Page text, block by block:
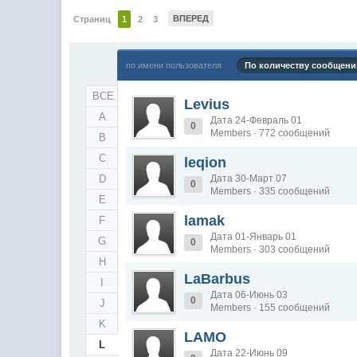
Страниц 1 2 3 ВПЕРЕД
ВСЕ
A
B
C
D
E
F
G
H
J
K
L
по имени пользователя По количеству
Levius
0
Дата 24-Февраль 01
Members · 772 сообщений
leqion
0
Дата 30-Март 07
Members · 335 сообщений
lamak
0
Дата 01-Январь 01
Members · 303 сообщений
LaBarbus
0
Дата 06-Июнь 03
Members · 155 сообщений
LAMO
Дата 22-Июнь 09